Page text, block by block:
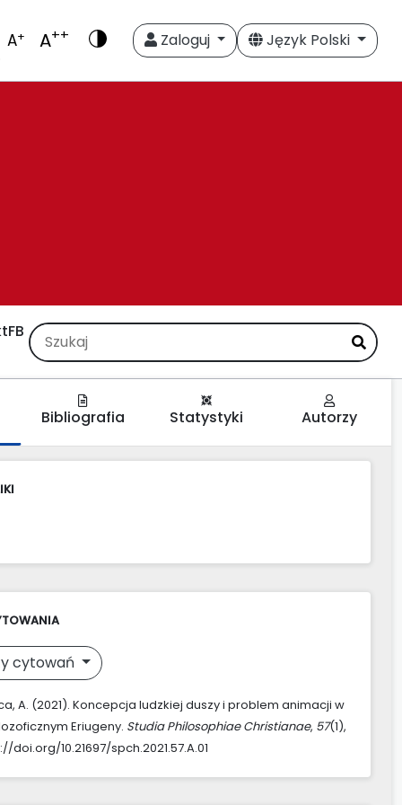
A+ A++ Zaloguj Język Polski
FB
Bibliografia Statystyki Autorzy
cytowań
A. (2021). Koncepcja ludzkiej duszy i problem animacji w
Eriugeny. Studia Philosophiae Christianae, 57(1),
doi.org/10.21697/spch.2021.57.A.01